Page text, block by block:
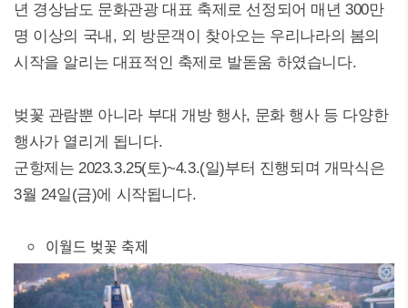
년 경상남도 문화관광 대표 축제로 선정되어 매년 300만
명 이상의 국내, 외 방문객이 찾아오는 우리나라의 봄의
시작을 알리는 대표적인 축제로 발돋움 하였습니다.
벚꽃 관람뿐 아니라 부대 개방 행사, 문화 행사 등 다양한
행사가 열리게 됩니다.
군항제는 2023.3.25(토)~4.3.(일)부터 진행되며 개막식은
3월 24일(금)에 시작됩니다.
이월드 벚꽃 축제